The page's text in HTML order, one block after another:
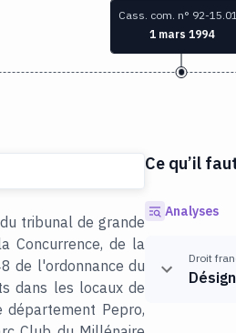
Cass. com. n° 92-
1 mars 1994
tribunal de grande
Concurrence, de la
de l'ordonnance du
dans les locaux de
département Pepro,
Ce qu’il
Analyses
Droit